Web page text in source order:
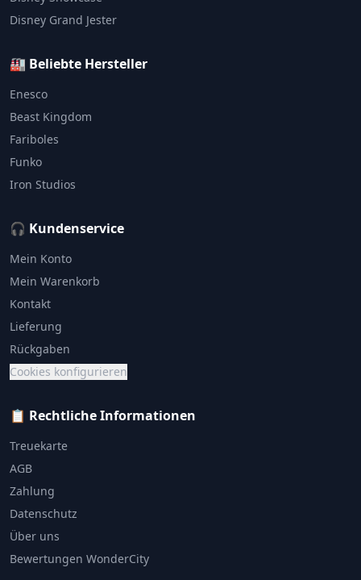
Disney Grand Jester
🏭 Beliebte Hersteller
Enesco
Beast Kingdom
Fariboles
Funko
Iron Studios
🎧 Kundenservice
Mein Konto
Mein Warenkorb
Kontakt
Lieferung
Rückgaben
Cookies konfigurieren
📋 Rechtliche Informationen
Treuekarte
AGB
Zahlung
Datenschutz
Über uns
Bewertungen WonderCity